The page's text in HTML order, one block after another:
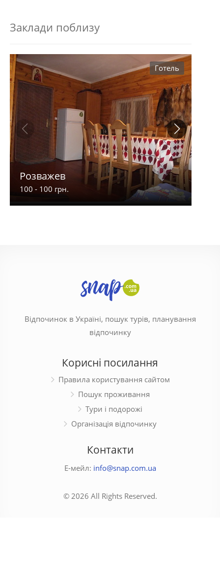
Заклади поблизу
Готель
Розважев
100 - 100 грн.
Відпочинок в Україні, пошук турів, планування
відпочинку
Корисні посилання
Правила користування сайтом
Пошук проживання
Тури і подорожі
Організація відпочинку
Контакти
Е-мейл: info@snap.com.ua
© 2026 All Rights Reserved.